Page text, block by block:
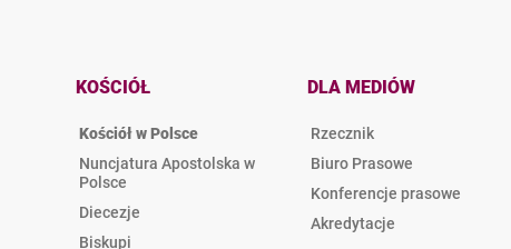
KOŚCIÓŁ
Kościół w Polsce
Nuncjatura Apostolska w
Polsce
Diecezje
Biskupi
DLA MEDIÓW
Rzecznik
Biuro Prasowe
Konferencje prasowe
Akredytacje